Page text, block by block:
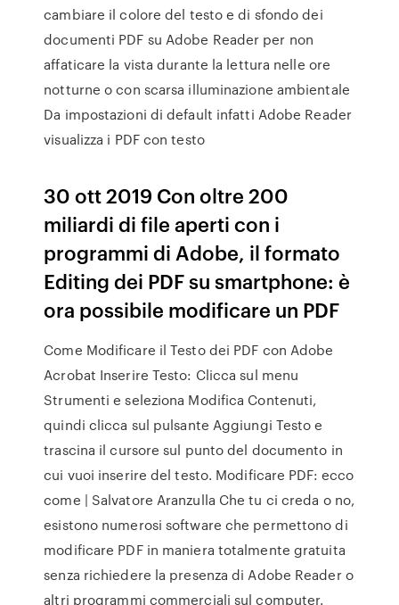
cambiare il colore del testo e di sfondo dei
documenti PDF su Adobe Reader per non
affaticare la vista durante la lettura nelle ore
notturne o con scarsa illuminazione ambientale
Da impostazioni di default infatti Adobe Reader
visualizza i PDF con testo
30 ott 2019 Con oltre 200
miliardi di file aperti con i
programmi di Adobe, il formato
Editing dei PDF su smartphone: è
ora possibile modificare un PDF
Come Modificare il Testo dei PDF con Adobe
Acrobat Inserire Testo: Clicca sul menu
Strumenti e seleziona Modifica Contenuti,
quindi clicca sul pulsante Aggiungi Testo e
trascina il cursore sul punto del documento in
cui vuoi inserire del testo. Modificare PDF: ecco
come | Salvatore Aranzulla Che tu ci creda o no,
esistono numerosi software che permettono di
modificare PDF in maniera totalmente gratuita
senza richiedere la presenza di Adobe Reader o
altri programmi commerciali sul computer.